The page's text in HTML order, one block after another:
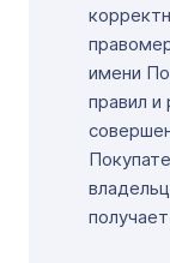
имени
правил и